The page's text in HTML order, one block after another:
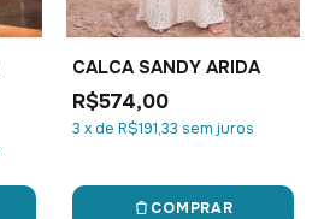
CALCA SANDY ARIDA
R$574,00
3 xde R$191,33 sem juros
COMPRAR